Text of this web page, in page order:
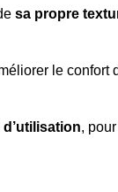
sa propre
le confort
,